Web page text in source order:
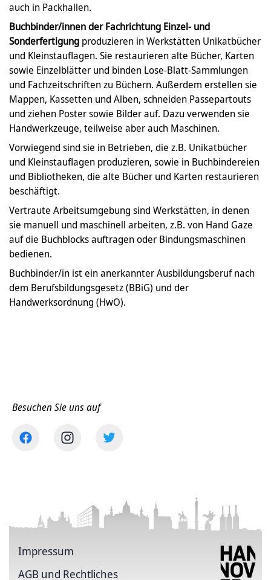
auch in Packhallen.
Buchbinder/innen der Fachrichtung Einzel- und
Sonderfertigung produzieren in Werkstätten Unikatbücher
und Kleinstauflagen. Sie restaurieren alte Bücher, Karten
sowie Einzelblätter und binden Lose-Blatt-Sammlungen
und Fachzeitschriften zu Büchern. Außerdem erstellen sie
Mappen, Kassetten und Alben, schneiden Passepartouts
und ziehen Poster sowie Bilder auf. Dazu verwenden sie
Handwerkzeuge, teilweise aber auch Maschinen.
Vorwiegend sind sie in Betrieben, die z.B. Unikatbücher
und Kleinstauflagen produzieren, sowie in Buchbindereien
und Bibliotheken, die alte Bücher und Karten restaurieren
beschäftigt.
Vertraute Arbeitsumgebung sind Werkstätten, in denen
sie manuell und maschinell arbeiten, z.B. von Hand Gaze
auf die Buchblocks auftragen oder Bindungsmaschinen
bedienen.
Buchbinder/in ist ein anerkannter Ausbildungsberuf nach
dem Berufsbildungsgesetz (BBiG) und der
Handwerksordnung (HwO).
Besuchen Sie uns auf
Impressum
AGB und Rechtliches